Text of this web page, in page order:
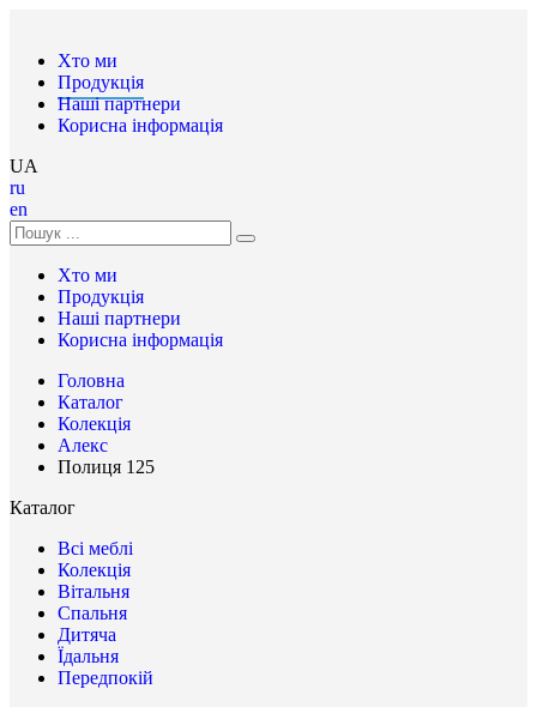
Хто ми
Продукція
Наші партнери
Корисна інформація
UA
ru
en
Хто ми
Продукція
Наші партнери
Корисна інформація
Головна
Каталог
Колекція
Алекс
Полиця 125
Каталог
Всі меблі
Колекція
Вітальня
Спальня
Дитяча
Їдальня
Передпокій